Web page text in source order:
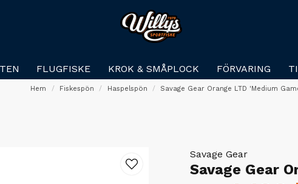
FLUGFISKE KROK & SMÅPLOCK FÖRVARING
Hem Fiskespön Haspelspön Savage Gear Orange LTD 'Medium
Savage Gear
Savage Gear